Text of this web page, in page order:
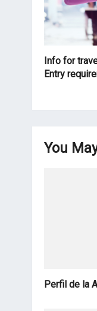
Info for
Entry
You
Perfil de la